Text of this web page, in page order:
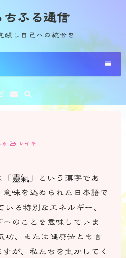
ふる通信
醒し自己への統合を
Instagram
メ
レイキ
靈氣」という漢字であ
意味を込められた日本語で
る特別なエネルギー、
のことを意味していま
功、または健康法とも言
が、私たちを生かしてく